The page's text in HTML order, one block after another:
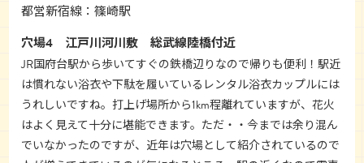
都営新宿線：篠崎駅
穴場4 江戸川河川敷 総武線陸橋付近
JR国府台駅から歩いてすぐの鉄橋辺りなので帰りも便利！駅近
は慣れない浴衣や下駄を履いているレンタル浴衣カップルには
うれしいですね。打上げ場所から1km程離れていますが、花火
はよく見えて十分に堪能できます。ただ・・今までは余り混ん
でいなかったのですが、近年は穴場として紹介されているので